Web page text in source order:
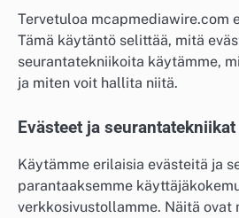
Tervetuloa mcapmediawire.com
Tämä käytäntö selittää, mitä
seurantatekniikoita käytämme,
ja miten voit hallita niitä.
Evästeet ja seurantatekniikat
Käytämme erilaisia evästeitä ja
parantaaksemme
verkkosivustollamme. Näitä ovat